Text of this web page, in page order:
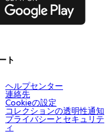
ト
ヘルプセンター
連絡先
Cookieの設定
コレクションの透明性通知
プライバシーとセキュリテ
ィ